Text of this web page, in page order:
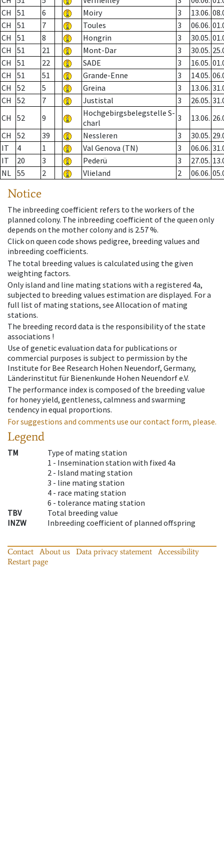
CH
51 6 Moiry 3 13.06.
CH
51 7 Toules 3 06.06.
CH
51 8 Hongrin 3 30.05.
CH
51 21 Mont-Dar 3 30.05.
CH
51 22 SADE 3 16.05.
CH
51 51 Grande-Enne 3 14.05.
CH
52 5 Greina 3 13.06.
CH
52 7 Justistal 3 26.05.
CH
52 9
Hochgebirgsbelegstelle S-
charl
3 13.06.
CH
52 39 Nessleren 3 30.05.
IT
4 1 Val Genova (TN) 3 06.06.
IT
20 3 Pederü 3 27.05.
NL 55 2 Vlieland 2 06.06.
Notice
The inbreeding coefficient refers to the workers of the
planned colony. The inbreeding coefficient of the queen only
depends on the mother colony and is 2.57 %.
Click on queen code shows pedigree, breeding values and
inbreeding coefficients.
The total breeding values is calculated using the given
weighting factors.
Only island and line mating stations with a registered 4a,
subjected to breeding values estimation are displayed. For a
full list of mating stations, see Allocation of mating
stations.
The breeding record data is the responsibility of the state
associations !
Use of genetic evaluation data for publications or
commercial purposes is subject to permission by the
Institute for Bee Research Hohen Neuendorf, Germany,
Länderinstitut für Bienenkunde Hohen Neuendorf e.V.
The performance index is composed of the breeding value
for honey yield, gentleness, calmness and swarming
tendency in equal proportions.
For suggestions and comments use our contact form, please.
Legend
TM
Type of mating station
1 - Insemination station with fixed 4a
2 - Island mating station
3 - line mating station
4 - race mating station
6 - tolerance mating station
TBV
Total breeding value
INZW
Inbreeding coefficient of planned offspring
Contact About us Data privacy statement
Accessibility
Restart page